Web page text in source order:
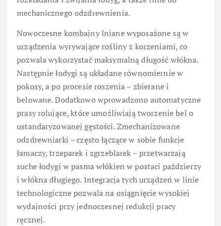
mechanicznego odzdrewnienia.
Nowoczesne kombajny lniane wyposażone są w
urządzenia wyrywające rośliny z korzeniami, co
pozwala wykorzystać maksymalną długość włókna.
Następnie łodygi są układane równomiernie w
pokosy, a po procesie roszenia – zbierane i
belowane. Dodatkowo wprowadzono automatyczne
prasy rolujące, które umożliwiają tworzenie bel o
ustandaryzowanej gęstości. Zmechanizowane
odzdrewniarki – często łączące w sobie funkcje
łamaczy, trzeparek i zgrzeblarek – przetwarzają
suche łodygi w pasma włókien w postaci paździerzy
i włókna długiego. Integracja tych urządzeń w linie
technologiczne pozwala na osiągnięcie wysokiej
wydajności przy jednoczesnej redukcji pracy
ręcznej.